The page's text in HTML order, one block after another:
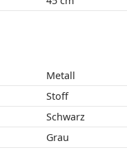
Metall
Stoff
Schwarz
Grau